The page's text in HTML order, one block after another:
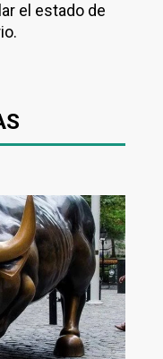
el estado de